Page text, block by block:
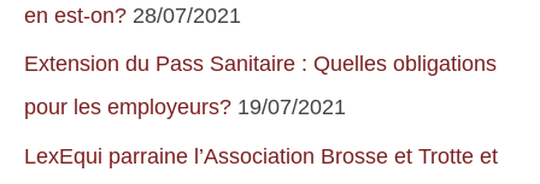
en est-on? 28/07/2021
Extension du Pass Sanitaire : Quelles obligations
pour les employeurs? 19/07/2021
LexEqui parraine l’Association Brosse et Trotte et